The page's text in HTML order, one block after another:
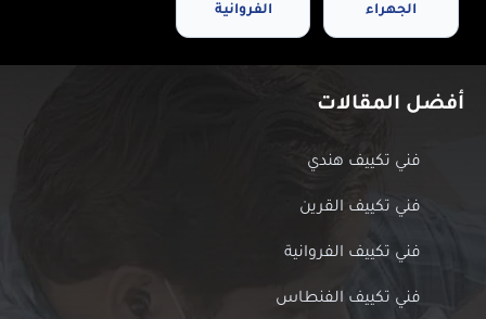
الجهراء الفروانية
أفضل المقالات
فني تكييف هندي
فني تكييف القرين
فني تكييف الفروانية
فني تكييف الفنطاس